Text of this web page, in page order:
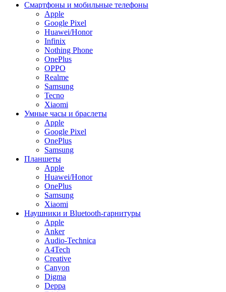
Смартфоны и мобильные телефоны
Apple
Google Pixel
Huawei/Honor
Infinix
Nothing Phone
OnePlus
OPPO
Realme
Samsung
Tecno
Xiaomi
Умные часы и браслеты
Apple
Google Pixel
OnePlus
Samsung
Планшеты
Apple
Huawei/Honor
OnePlus
Samsung
Xiaomi
Наушники и Bluetooth-гарнитуры
Apple
Anker
Audio-Technica
A4Tech
Creative
Canyon
Digma
Deppa